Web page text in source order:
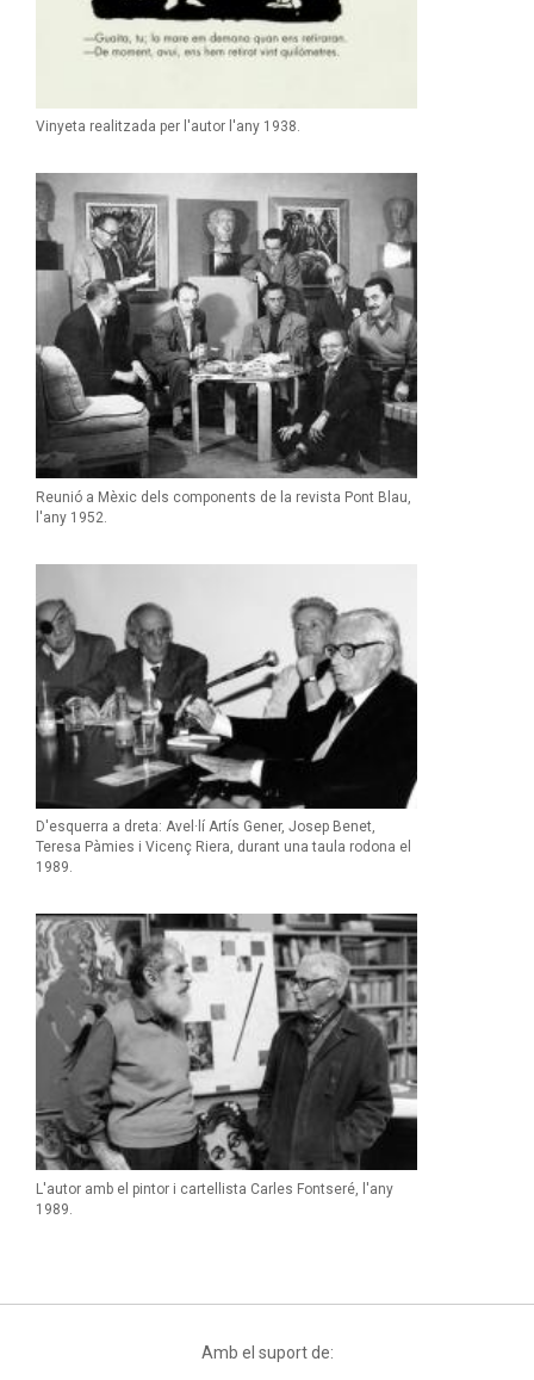
Vinyeta realitzada per l'autor l'any 1938.
Reunió a Mèxic dels components de la revista Pont Blau,
l'any 1952.
D'esquerra a dreta: Avel·lí Artís Gener, Josep Benet,
Teresa Pàmies i Vicenç Riera, durant una taula rodona el
1989.
L'autor amb el pintor i cartellista Carles Fontseré, l'any
1989.
Amb el suport de: